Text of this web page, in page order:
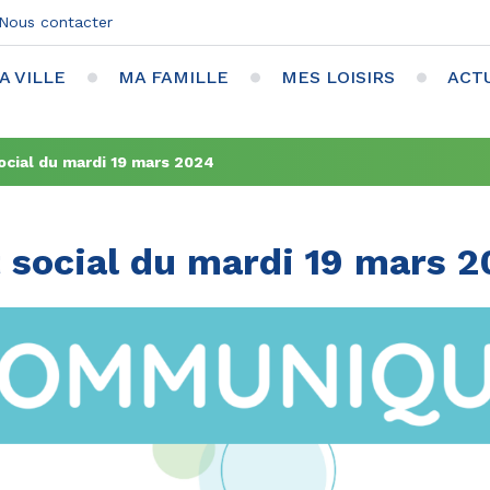
Nous contacter
VILLE MA FAMILLE MES LOISIRS
du mardi 19 mars 2024
du mardi 19 mars